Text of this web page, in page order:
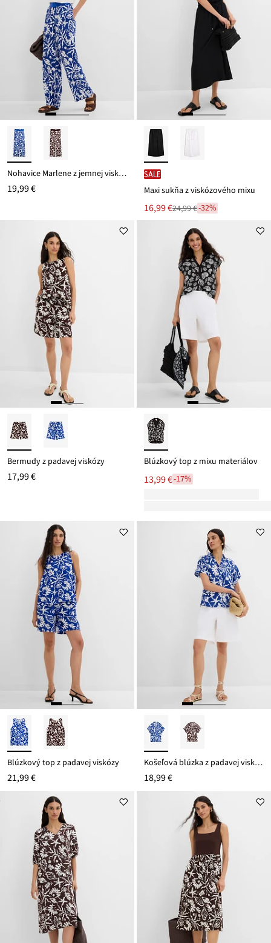
Nohavice Marlene z jemnej viskózy
19,99 €
SALE
Maxi sukňa z viskózového mixu
Nová
cena
16,99 €
Zľava 24,99 €-32%
Bermudy z padavej viskózy
17,99 €
Blúzkový top z mixu materiálov
13,99 €-17%
Blúzkový top z padavej viskózy
21,99 €
Košeľová blúzka z padavej viskózy
18,99 €